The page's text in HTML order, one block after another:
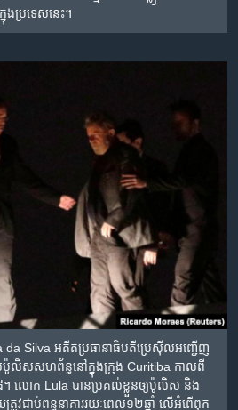
ង​ប្រទេស​នេះ។
Silva អតីត​ប្រធានាធិបតី​ប្រេស៊ីល​អញ្ជើញ​
ប៉ូលិស​សហព័ន្ធ​នៅ​ក្នុង​ក្រុង Curitiba កាលពី​
៨។ លោក Lula បាន​ប្រគល់​ខ្លួន​ឲ្យ​ប៉ូលិស​ និង​
វ​ជាប់​ពន្ធនាគារ​រយៈពេល​១២ឆ្នាំ លើ​អំពើ​ពុក